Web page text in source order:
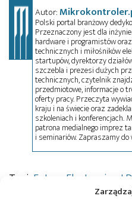
Autor:
Polski portal branżowy
Przeznaczony jest dla
hardware i programistów
technicznych i miłośników
startupów, dyrektorzy
szczebla i prezesi dużych
technicznych, czytelnik
przedmiotowe, informacje o
oferty pracy. Przeczyta
kraju i na świecie oraz
szkoleniach i konferencjach.
patrona medialnego imprez
i seminariów. Zapraszamy do
Tagi: Future Electronics